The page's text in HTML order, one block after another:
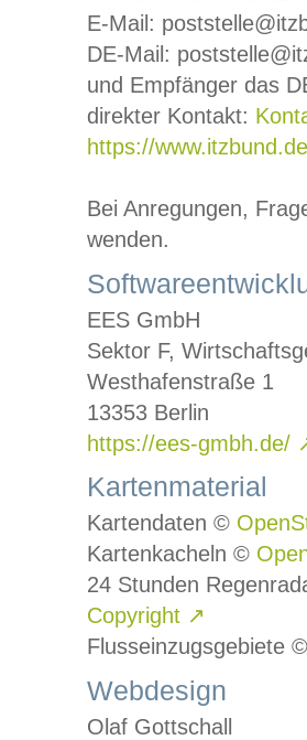
E-Mail:
DE-Mail:
und Empfänger das
direkter Kontakt:
https://
Bei Anregungen,
wenden.
EES GmbH
Sektor F,
Westhafenstraße 1
13353 Berlin
https://ees-gmbh.de/
Kartenmaterial
Kartendaten ©
Kartenkacheln ©
24 Stunden
Copyright ↗
Flusseinzugsgebiete
Webdesign
Olaf Gottschall